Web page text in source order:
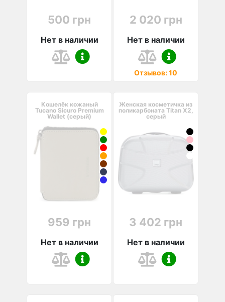
500 грн
Нет в наличии
2 020 грн
Нет в наличии
Отзывов: 10
Кошелёк кожаный
Tucano Sicuro Premium
Wallet (серый)
959 грн
Нет в наличии
Женская косметичка из
поликарбоната Titan X2,
серый
3 402 грн
Нет в наличии